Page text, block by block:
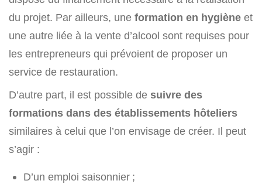
du projet. Par ailleurs, une formation en hygiène et
une autre liée à la vente d’alcool sont requises pour
les entrepreneurs qui prévoient de proposer un
service de restauration.
D’autre part, il est possible de suivre des
formations dans des établissements hôteliers
similaires à celui que l’on envisage de créer. Il peut
s’agir :
D’un emploi saisonnier ;